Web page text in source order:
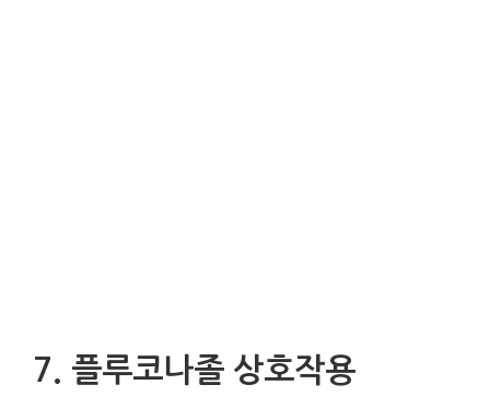
7. 플루코나졸 상호작용